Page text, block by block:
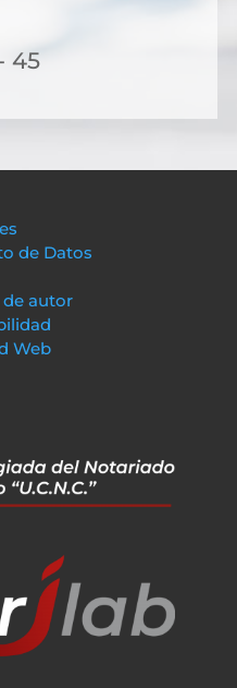
45
de Datos
de autor
Web